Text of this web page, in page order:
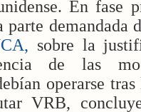
En fase
parte
sobre la
de las
operarse
VRB,